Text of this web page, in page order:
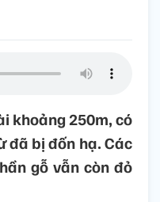
khoảng 250m, có
đã bị đốn hạ. Các
gỗ vẫn còn đỏ